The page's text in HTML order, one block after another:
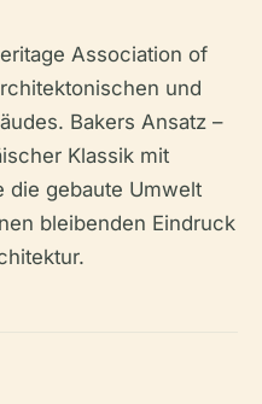
Association of
und
Bakers Ansatz –
Klassik mit
die gebaute Umwelt
bleibenden Eindruck